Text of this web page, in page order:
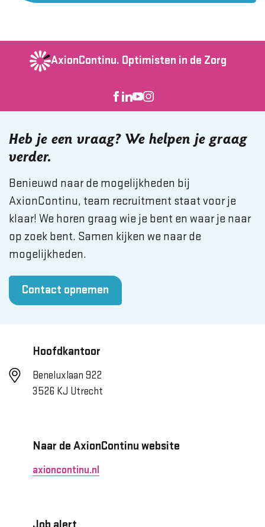
AxionContinu. Optimisten in de Zorg
Heb je een vraag? We helpen je graag
verder.
Benieuwd naar de mogelijkheden bij
AxionContinu, team recruitment staat voor je
klaar! We horen graag wie je bent en waar je naar
op zoek bent. Samen kijken we naar de
mogelijkheden.
Contact opnemen
Hoofdkantoor
Beneluxlaan 922
3526 KJ Utrecht
Naar de AxionContinu website
axioncontinu.nl